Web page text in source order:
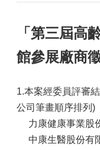
「第三屆高
館參展廠商
1.本案經委員評審
公司筆畫順序排列)
力康健康事業股
中康生醫股份有